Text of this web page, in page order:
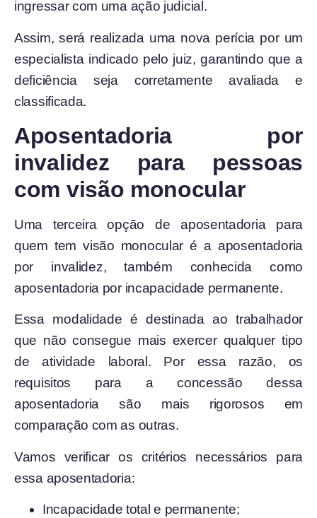
ingressar com uma ação judicial.
Assim, será realizada uma nova perícia por um
especialista indicado pelo juiz, garantindo que a
deficiência seja corretamente avaliada e
classificada.
Aposentadoria por
invalidez para pessoas
com visão monocular
Uma terceira opção de aposentadoria para
quem tem visão monocular é a aposentadoria
por invalidez, também conhecida como
aposentadoria por incapacidade permanente.
Essa modalidade é destinada ao trabalhador
que não consegue mais exercer qualquer tipo
de atividade laboral. Por essa razão, os
requisitos para a concessão dessa
aposentadoria são mais rigorosos em
comparação com as outras.
Vamos verificar os critérios necessários para
essa aposentadoria:
Incapacidade total e permanente;